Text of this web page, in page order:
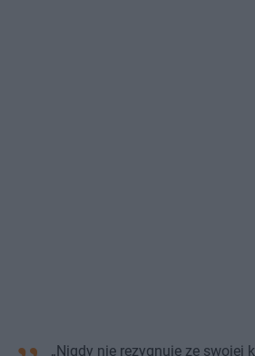
„Nigdy nie rezygnuję ze swojej